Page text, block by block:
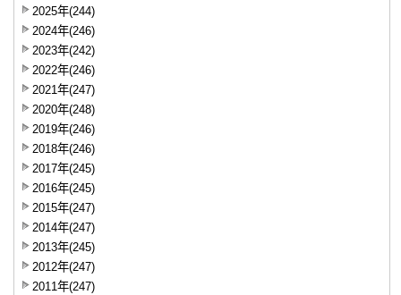
2025年(244)
2024年(246)
2023年(242)
2022年(246)
2021年(247)
2020年(248)
2019年(246)
2018年(246)
2017年(245)
2016年(245)
2015年(247)
2014年(247)
2013年(245)
2012年(247)
2011年(247)